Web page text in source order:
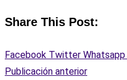
Share This Post:
Facebook Twitter Whatsapp
Publicación anterior